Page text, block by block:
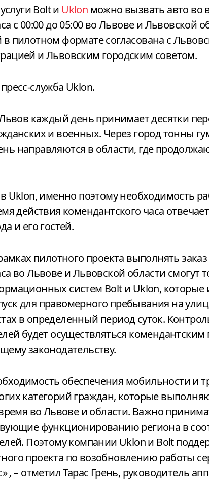
Bolt и Uklon можно вызвать авто во
с 00:00 до 05:00 во Львове и Львовской
пилотном формате согласована с
и Львовским городским советом.
служба Uklon.
каждый день принимает десятки
и военных. Через город тонны
направляются в области, где
Uklon, именно поэтому необходимость
действия комендантского часа
и его гостей.
пилотного проекта выполнять
во Львове и Львовской области смогут
систем Bolt и Uklon,
для правомерного пребывания на
в определенный период суток.
будет осуществляться комендантским
законодательству.
обеспечения мобильности и
категорий граждан, которые
во Львове и области. Важно
функционированию региона в
Поэтому компании Uklon и Bolt
проекта по возобновлению работы
, – отметил Тарас Грень, руководитель